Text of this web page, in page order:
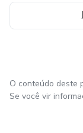
O conteúdo deste
Se você vir